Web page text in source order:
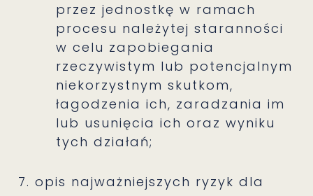
przez jednostkę w ramach
procesu należytej staranności
w celu zapobiegania
rzeczywistym lub potencjalnym
niekorzystnym skutkom,
łagodzenia ich, zaradzania im
lub usunięcia ich oraz wyniku
tych działań;
opis najważniejszych ryzyk dla